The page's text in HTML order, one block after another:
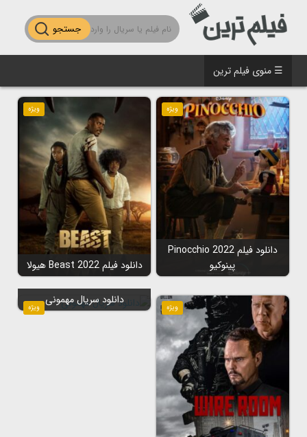
جستجو
☰ منوی فیلم ترین
ویژه
دانلود فیلم Pinocchio 2022
پینوکیو
ویژه
دانلود فیلم Beast 2022 هیولا
ویژه ویژه
دانلود سریال مهمونی